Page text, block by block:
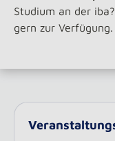
Studium an der
gern zur Verfügung.